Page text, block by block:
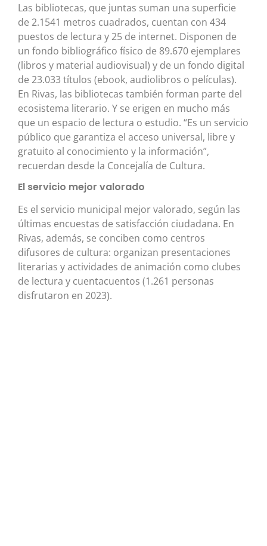
Las bibliotecas, que juntas suman una superficie
de 2.1541 metros cuadrados, cuentan con 434
puestos de lectura y 25 de internet. Disponen de
un fondo bibliográfico físico de 89.670 ejemplares
(libros y material audiovisual) y de un fondo digital
de 23.033 títulos (ebook, audiolibros o películas).
En Rivas, las bibliotecas también forman parte del
ecosistema literario. Y se erigen en mucho más
que un espacio de lectura o estudio. “Es un servicio
público que garantiza el acceso universal, libre y
gratuito al conocimiento y la información”,
recuerdan desde la Concejalía de Cultura.
El servicio mejor valorado
Es el servicio municipal mejor valorado, según las
últimas encuestas de satisfacción ciudadana. En
Rivas, además, se conciben como centros
difusores de cultura: organizan presentaciones
literarias y actividades de animación como clubes
de lectura y cuentacuentos (1.261 personas
disfrutaron en 2023).